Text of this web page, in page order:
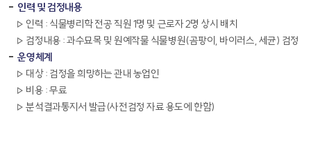
인력 및 검정내용
인력 : 식물병리학 전공 직원 1명 및 근로자 2명 상시 배치
검정내용 : 과수묘목 및 원예작물 식물병원(곰팡이, 바이러스, 세균) 검정
운영체계
대상 : 검정을 희망하는 관내 농업인
비용 : 무료
분석결과통지서 발급(사전검정 자료 용도에 한함)